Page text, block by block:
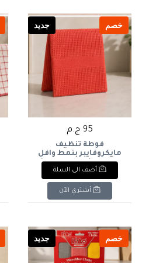
خصم جديد
95 ج.م
فوطة تنظيف
مايكروفايبر بنمط وافل
من لياو (قطعة واحدة)
مقاس 58*40- (LIAO
Microfiber Waffle Cloth -
1 Pc). & : LIAO Waffle
Microfiber Cloth (1
أضف الى السلة
أشتري الآن
خصم جديد